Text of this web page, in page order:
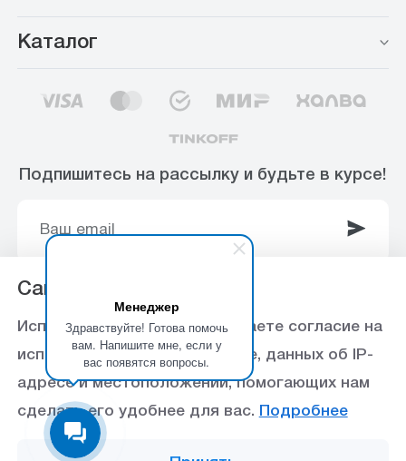
Менеджер
Здравствуйте! Готова помочь
вам. Напишите мне, если у
вас появятся вопросы.
Каталог
Подпишитесь на рассылку и будьте в курсе!
© 2003-2025 Интернет-магазин ООО
«Стройоптторг» р/с 40702810360000102415 в
Ставропольское отделение №5230 ПАО Сбербанк,
БИК 040702615
Политика конфиденциальности
Сайт использует Cookie
Используя данный сайт, вы даете согласие на
использование файлов cookie, данных об IP-
адресе и местоположении, помогающих нам
сделать его удобнее для вас. Подробнее